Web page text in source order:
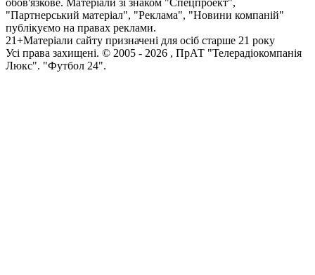
обов'язкове. Матеріали зі знаком "Спецпроект",
"Партнерський матеріал", "Реклама", "Новини компаній"
публікуємо на правах реклами.
21+Матеріали сайту призначені для осіб старше 21 року
Усi права захищенi. © 2005 - 2026 , ПрАТ "Телерадіокомпанія
Люкс". "Футбол 24".